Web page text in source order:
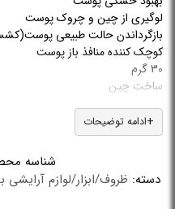
لوگیری از چین و چروک پوست
بازگرداندن حالت طبیعی
کوچک کننده منافذ باز پوست
30 گرم
ساخت چین
طرز استفاده از ماسک
ادامه توضیحات
شناسه
دسته: ظروف/ابزار/لوازم آرایشی